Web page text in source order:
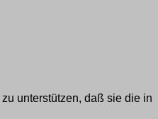
unterstützen, daß sie die in